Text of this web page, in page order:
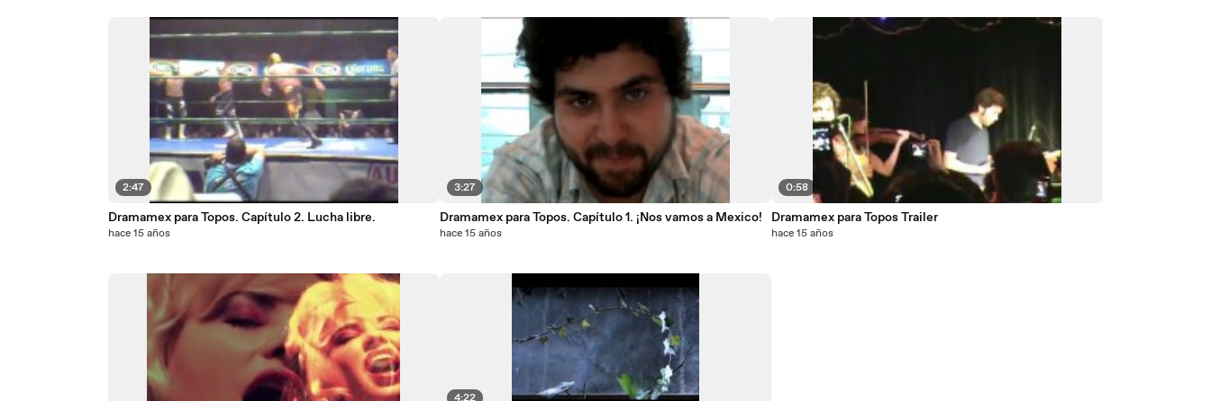
2:47
Dramamex para Topos. Capítulo 2. Lucha libre.
hace 15 años
3:27
Dramamex para Topos. Capítulo 1. ¡Nos vamos a Mexico!
hace 15 años
0:58
Dramamex para Topos Trailer
hace 15 años